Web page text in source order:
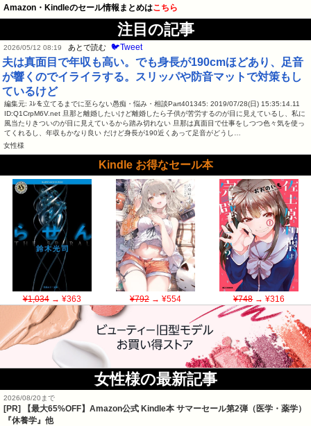
Amazon・Kindleのセール情報まとめはこちら
注目の記事
2026/05/12 08:19 あとで読む 🐦Tweet
夫は真面目で年収も高い。でも身長が190cmほどあり、足音
が響くのでイライラする。スリッパや防音マットで対策もし
ているけど
編集元: ｽﾚを立てるまでに至らない愚痴・悩み・相談Part401345: 2019/07/28(日) 15:35:14.11
ID:Q1CrpM6V.net 旦那と離婚したいけど離婚したら子供が苦労するのが目に見えているし、私に
風当たりきついのが目に見えているから踏み切れない 旦那は真面目で仕事をしつつ色々気を使っ
てくれるし、年収もかなり良い だけど身長が190近くあって足音がどうし…
女性様
Kindle お得なセール本
¥1,034→ ¥363 ¥792→ ¥554 ¥748→ ¥316
女性様の最新記事
2026/08/20まで
[PR]
【最大65%OFF】Amazon公式 Kindle本 サマーセール第2弾（医学・薬学）
『休養学』他